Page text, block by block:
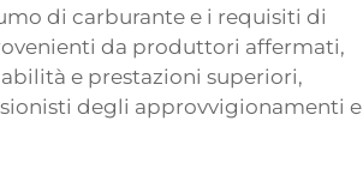
di carburante e i requisiti di
da produttori affermati,
e prestazioni superiori,
degli approvvigionamenti e